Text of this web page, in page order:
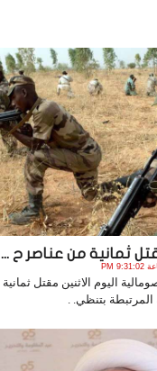
ثمانية من عناصر ح ...
اليوم الاثنين مقتل
المرتبطة بتنظي. .